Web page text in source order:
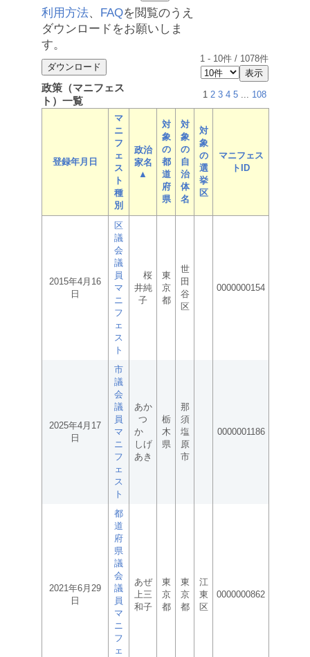
利用方法、 FAQを閲覧のうえ
ダウンロードをお願いしま
す。
1 - 10件 / 1078件
政策（マニフェス
ト）一覧
1 2 3 4 5 ... 108
登録年月日
マ
ニ
フ
ェ
ス
ト
種
別
政治
家名
▲
対
象
の
都
道
府
県
対
象
の
自
治
体
名
対
象
の
選
挙
区
マニフェス
トID
2015年4月16
日
区
議
会
議
員
マ
ニ
フ
ェ
ス
ト
桜
井純
子
東
京
都
世
田
谷
区
0000000154
2025年4月17
日
市
議
会
議
員
マ
ニ
フ
ェ
ス
ト
あか
つ
か
しげ
あき
栃
木
県
那
須
塩
原
市
0000001186
2021年6月29
日
都
道
府
県
議
会
議
員
マ
ニ
フ
ェ
あぜ
上三
和子
東
京
都
東
京
都
江
東
区
0000000862